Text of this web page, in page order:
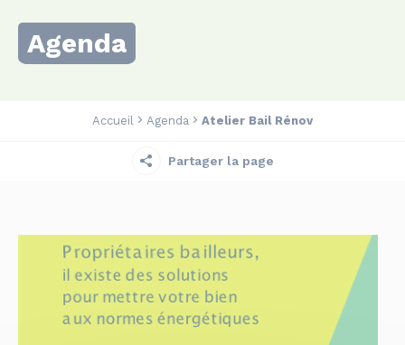
Agenda
Accueil Agenda Atelier Bail Rénov
Partager la page